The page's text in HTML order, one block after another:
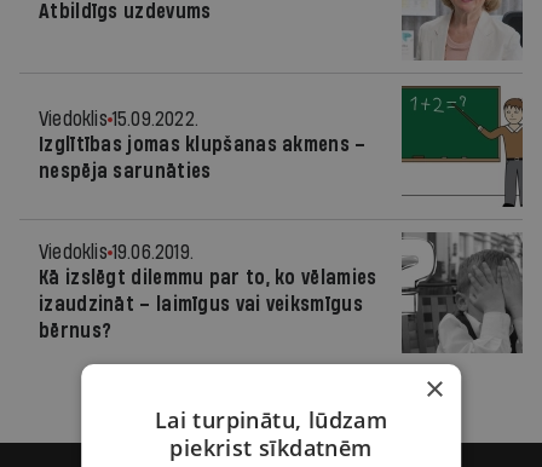
Atbildīgs uzdevums
Viedoklis 15.09.2022.
Izglītības jomas klupšanas akmens –
nespēja sarunāties
Viedoklis 19.06.2019.
Kā izslēgt dilemmu par to, ko vēlamies
izaudzināt – laimīgus vai veiksmīgus
bērnus?
×
Lai turpinātu, lūdzam
piekrist sīkdatnēm